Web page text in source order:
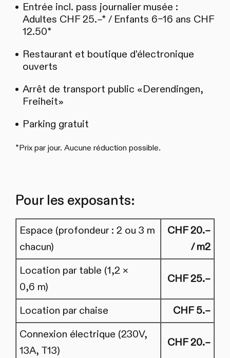
Entrée incl. pass journalier musée :
Adultes CHF 25.–* / Enfants 6–16 ans CHF
12.50*
Restaurant et boutique d'électronique
ouverts
Arrêt de transport public «Derendingen,
Freiheit»
Parking gratuit
*Prix par jour. Aucune réduction possible.
Pour les exposants:
Espace (profondeur : 2 ou 3 m
chacun)
CHF 20.–
/ m2
Location par table (1,2 ×
0,6 m)
CHF 25.–
Location par chaise
CHF 5.–
Connexion électrique (230V,
13A, T13)
CHF 20.–